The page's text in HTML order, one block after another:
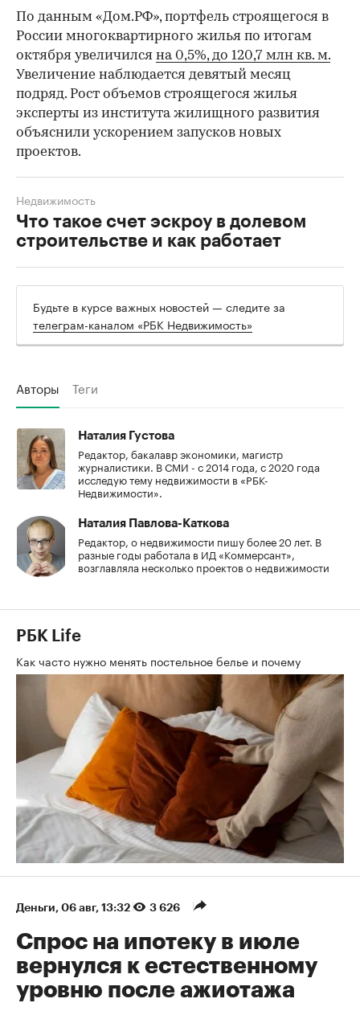
По данным «Дом.РФ», портфель строящегося в
России многоквартирного жилья по итогам
октября увеличился на 0,5%, до 120,7 млн кв. м.
Увеличение наблюдается девятый месяц
подряд. Рост объемов строящегося жилья
эксперты из института жилищного развития
объяснили ускорением запусков новых
проектов.
Что такое счет эскроу в долевом
строительстве и как работает
Недвижимость
Будьте в курсе важных новостей — следите за
телеграм-каналом «РБК Недвижимость»
Авторы Теги
Наталия Густова
Редактор, бакалавр экономики, магистр
журналистики. В СМИ - с 2014 года, с 2020 года
исследую тему недвижимости в «РБК-
Недвижимости».
Наталия Павлова-Каткова
Редактор, о недвижимости пишу более 20 лет. В
разные годы работала в ИД «Коммерсант»,
возглавляла несколько проектов о недвижимости
РБК Life
Как часто нужно менять постельное белье и почему
Деньги 06 авг, 13:32 3 626
Спрос на ипотеку в июле
вернулся к естественному
уровню после ажиотажа